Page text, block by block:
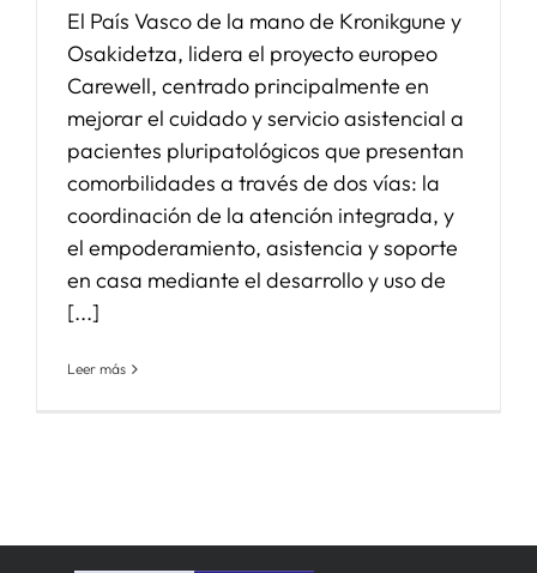
El País Vasco de la mano de Kronikgune y
Osakidetza, lidera el proyecto europeo
Carewell, centrado principalmente en
mejorar el cuidado y servicio asistencial a
pacientes pluripatológicos que presentan
comorbilidades a través de dos vías: la
coordinación de la atención integrada, y
el empoderamiento, asistencia y soporte
en casa mediante el desarrollo y uso de
[...]
Leer más